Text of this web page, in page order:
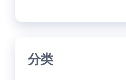
分类